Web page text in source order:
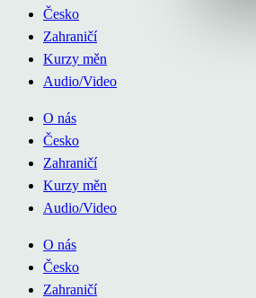
Česko
Zahraničí
Kurzy měn
Audio/Video
O nás
Česko
Zahraničí
Kurzy měn
Audio/Video
O nás
Česko
Zahraničí